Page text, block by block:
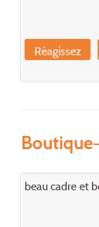
Réagissez
beau cadre et